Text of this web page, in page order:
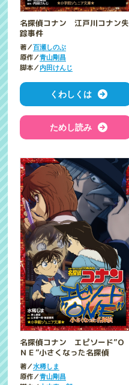
名探偵コナン 江戸川コナン失
踪事件
著／百瀬しのぶ
原作／青山剛昌
脚本／内田けんじ
くわしくは
ためし読み
名探偵コナン エピソード”Ｏ
ＮＥ”小さくなった名探偵
著／水稀しま
原作／青山剛昌